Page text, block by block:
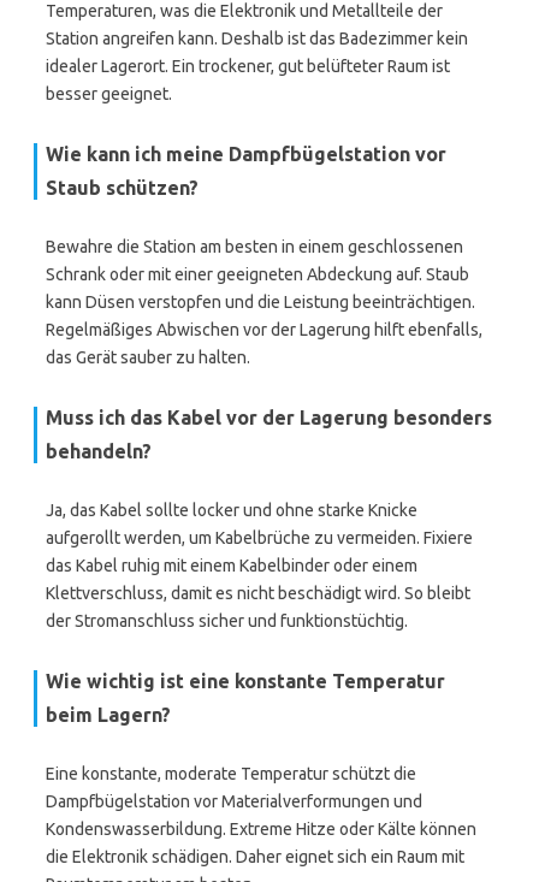
Temperaturen, was die Elektronik und Metallteile der
Station angreifen kann. Deshalb ist das Badezimmer kein
idealer Lagerort. Ein trockener, gut belüfteter Raum ist
besser geeignet.
Wie kann ich meine Dampfbügelstation vor
Staub schützen?
Bewahre die Station am besten in einem geschlossenen
Schrank oder mit einer geeigneten Abdeckung auf. Staub
kann Düsen verstopfen und die Leistung beeinträchtigen.
Regelmäßiges Abwischen vor der Lagerung hilft ebenfalls,
das Gerät sauber zu halten.
Muss ich das Kabel vor der Lagerung besonders
behandeln?
Ja, das Kabel sollte locker und ohne starke Knicke
aufgerollt werden, um Kabelbrüche zu vermeiden. Fixiere
das Kabel ruhig mit einem Kabelbinder oder einem
Klettverschluss, damit es nicht beschädigt wird. So bleibt
der Stromanschluss sicher und funktionstüchtig.
Wie wichtig ist eine konstante Temperatur
beim Lagern?
Eine konstante, moderate Temperatur schützt die
Dampfbügelstation vor Materialverformungen und
Kondenswasserbildung. Extreme Hitze oder Kälte können
die Elektronik schädigen. Daher eignet sich ein Raum mit